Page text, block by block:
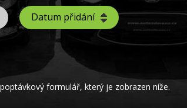
Datum přidání
formulář, který je zobrazen níže.